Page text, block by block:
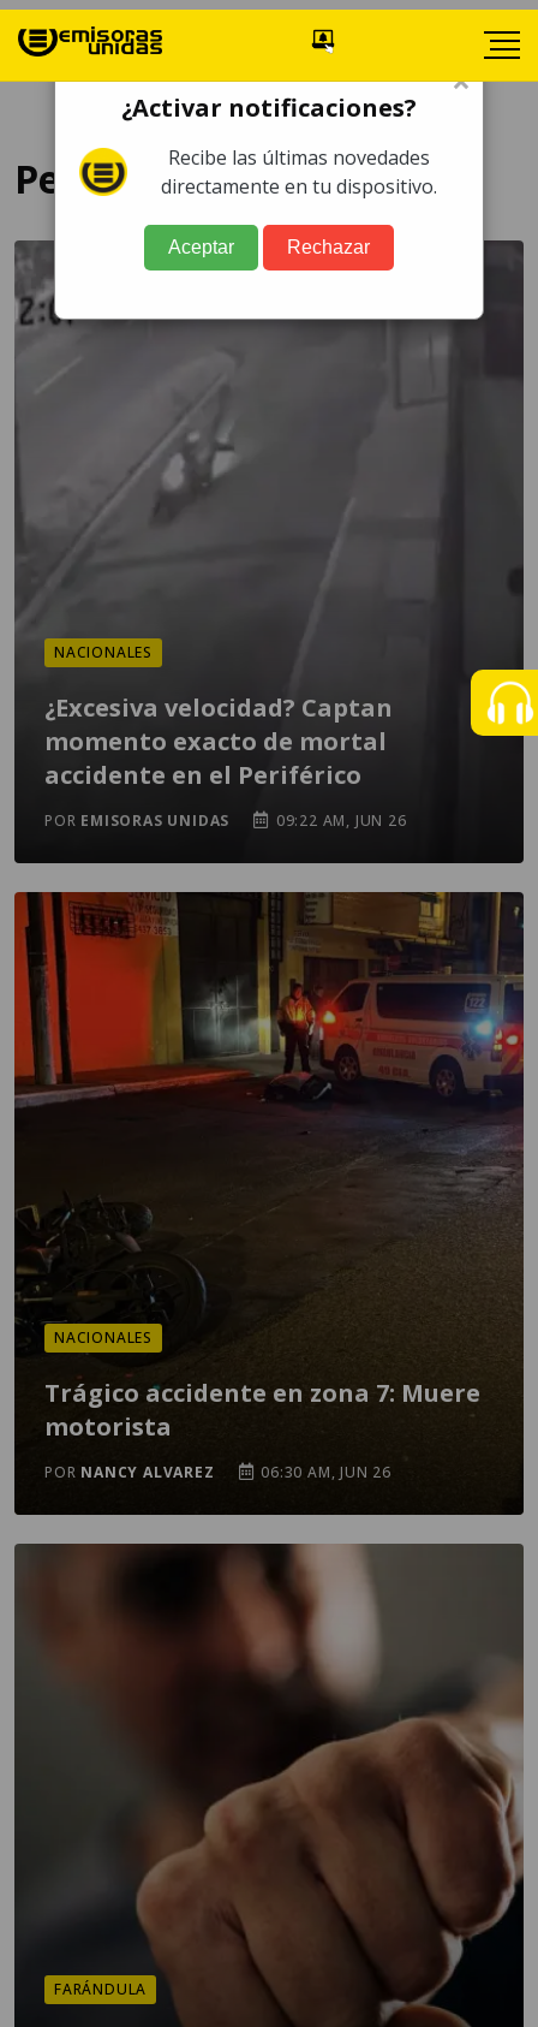
Periférico
NACIONALES
¿Excesiva velocidad? Captan
momento exacto de mortal
accidente en el Periférico
POR EMISORAS UNIDAS 09:22 AM, JUN 26
NACIONALES
Trágico accidente en zona 7: Muere
motorista
POR NANCY ALVAREZ 06:30 AM, JUN 26
FARÁNDULA
×
¿Activar notificaciones?
Recibe las últimas novedades
directamente en tu dispositivo.
Aceptar Rechazar